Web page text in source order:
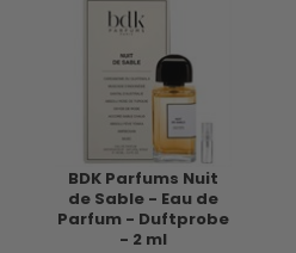
BDK Parfums Nuit
de Sable - Eau de
Parfum - Duftprobe
- 2 ml